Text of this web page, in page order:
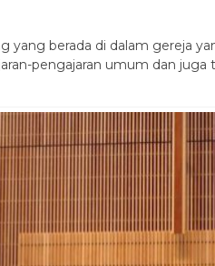
yang berada di dalam gereja
pengajaran umum dan